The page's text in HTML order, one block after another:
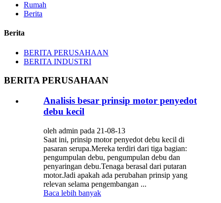
Rumah
Berita
Berita
BERITA PERUSAHAAN
BERITA INDUSTRI
BERITA PERUSAHAAN
Analisis besar prinsip motor penyedot
debu kecil
oleh admin pada 21-08-13
Saat ini, prinsip motor penyedot debu kecil di
pasaran serupa.Mereka terdiri dari tiga bagian:
pengumpulan debu, pengumpulan debu dan
penyaringan debu.Tenaga berasal dari putaran
motor.Jadi apakah ada perubahan prinsip yang
relevan selama pengembangan ...
Baca lebih banyak